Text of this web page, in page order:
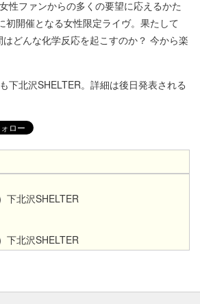
性ファンからの多くの要望に応えるかた
初開催となる女性限定ライヴ。果たして
はどんな化学反応を起こすのか？ 今から楽
下北沢SHELTER。詳細は後日発表される
下北沢SHELTER
下北沢SHELTER